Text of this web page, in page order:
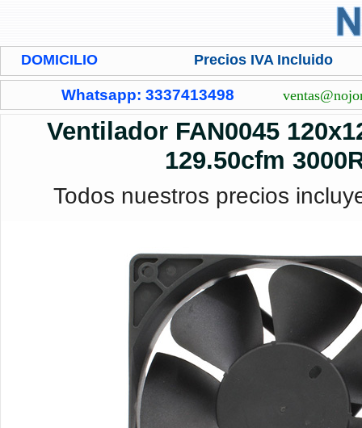
DOMICILIO Precios IVA Incluido
Whatsapp: 3337413498
Ventilador FAN0045
129.50cfm
Todos nuestros precios